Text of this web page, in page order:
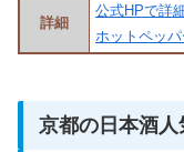
詳細
公式HPで詳
ホットペッ
京都の日本酒